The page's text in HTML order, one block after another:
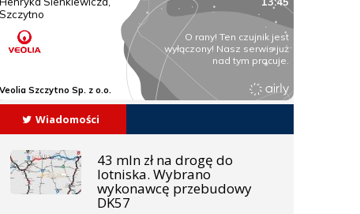
Wiadomości
43 mln zł na drogę do
lotniska. Wybrano
wykonawcę przebudowy
DK57